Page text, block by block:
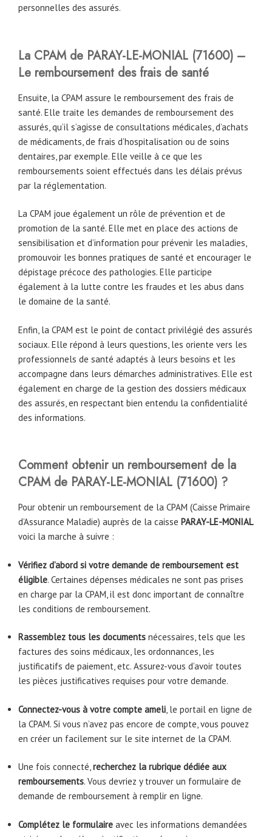
personnelles des assurés.
La CPAM de PARAY-LE-MONIAL (71600) –
Le remboursement des frais de santé
Ensuite, la CPAM assure le remboursement des frais de
santé. Elle traite les demandes de remboursement des
assurés, qu’il s’agisse de consultations médicales, d’achats
de médicaments, de frais d’hospitalisation ou de soins
dentaires, par exemple. Elle veille à ce que les
remboursements soient effectués dans les délais prévus
par la réglementation.
La CPAM joue également un rôle de prévention et de
promotion de la santé. Elle met en place des actions de
sensibilisation et d’information pour prévenir les maladies,
promouvoir les bonnes pratiques de santé et encourager le
dépistage précoce des pathologies. Elle participe
également à la lutte contre les fraudes et les abus dans
le domaine de la santé.
Enfin, la CPAM est le point de contact privilégié des assurés
sociaux. Elle répond à leurs questions, les oriente vers les
professionnels de santé adaptés à leurs besoins et les
accompagne dans leurs démarches administratives. Elle est
également en charge de la gestion des dossiers médicaux
des assurés, en respectant bien entendu la confidentialité
des informations.
Comment obtenir un remboursement de la
CPAM de PARAY-LE-MONIAL (71600) ?
Pour obtenir un remboursement de la CPAM (Caisse Primaire
d’Assurance Maladie) auprès de la caisse PARAY-LE-MONIAL
voici la marche à suivre :
Vérifiez d’abord si votre demande de remboursement est
éligible. Certaines dépenses médicales ne sont pas prises
en charge par la CPAM, il est donc important de connaître
les conditions de remboursement.
Rassemblez tous les documents nécessaires, tels que les
factures des soins médicaux, les ordonnances, les
justificatifs de paiement, etc. Assurez-vous d’avoir toutes
les pièces justificatives requises pour votre demande.
Connectez-vous à votre compte ameli, le portail en ligne de
la CPAM. Si vous n’avez pas encore de compte, vous pouvez
en créer un facilement sur le site internet de la CPAM.
Une fois connecté,recherchez la rubrique dédiée aux
remboursements. Vous devriez y trouver un formulaire de
demande de remboursement à remplir en ligne.
Complétez le formulaire avec les informations demandées